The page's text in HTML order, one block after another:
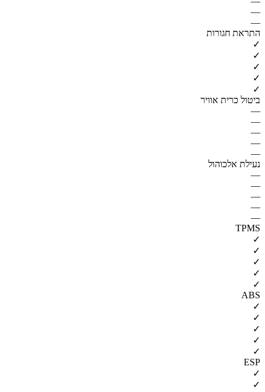
—
—
התראת חגורות
✓
✓
✓
✓
✓
ביטול כרית אוויר
—
—
—
—
—
נעילת אלכוהול
—
—
—
—
—
TPMS
✓
✓
✓
✓
✓
ABS
✓
✓
✓
✓
✓
ESP
✓
✓